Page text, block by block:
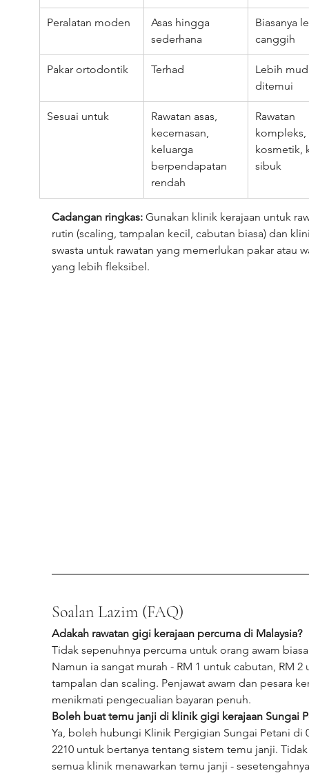
Peralatan moden
Asas hingga
sederhana
Biasanya
canggih
Pakar ortodontik Terhad
Lebih
ditemui
Sesuai untuk
Rawatan asas,
kecemasan,
keluarga
berpendapatan
rendah
Rawatan
kompleks,
kosmetik,
sibuk
Cadangan ringkas: Gunakan klinik kerajaan untuk
rutin (scaling, tampalan kecil, cabutan biasa) dan
swasta untuk rawatan yang memerlukan pakar atau
yang lebih fleksibel.
Soalan Lazim (FAQ)
Adakah rawatan gigi kerajaan percuma di Malaysia?
Tidak sepenuhnya percuma untuk orang awam
Namun ia sangat murah - RM 1 untuk cabutan, RM 2
tampalan dan scaling. Penjawat awam dan pesara
menikmati pengecualian bayaran penuh.
Boleh buat temu janji di klinik gigi kerajaan Sungai
Ya, boleh hubungi Klinik Pergigian Sungai Petani di
2210 untuk bertanya tentang sistem temu janji.
semua klinik menawarkan temu janji -